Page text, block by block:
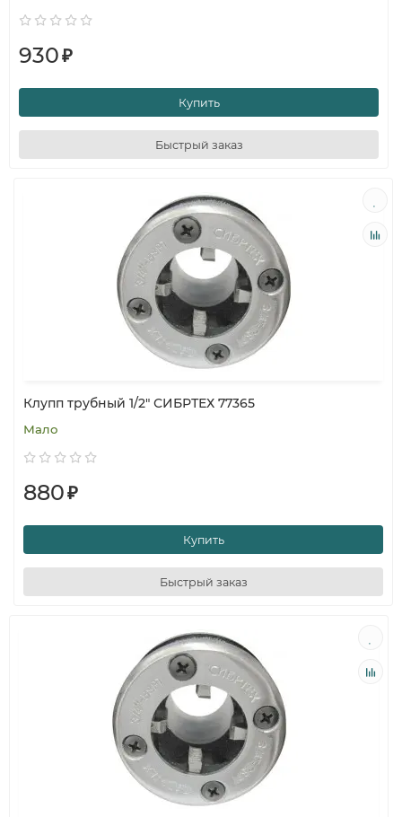
930₽
Купить
Быстрый заказ
Клупп трубный 1/2" СИБРТЕХ 77365
Мало
880₽
Купить
Быстрый заказ